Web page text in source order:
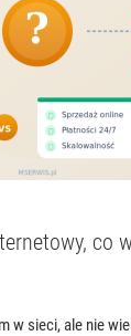
co
w sieci, ale nie